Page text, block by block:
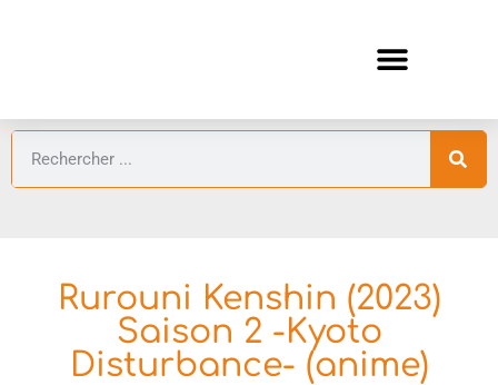
Rurouni Kenshin (2023)
Saison 2 -Kyoto
Disturbance- (anime)